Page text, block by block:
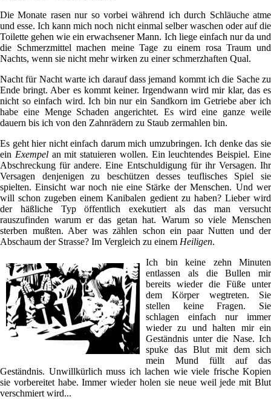
Die Monate rasen nur so vorbei während ich durch Schläuche atme
und esse. Ich kann mich noch nicht einmal selber waschen oder auf die
Toilette gehen wie ein erwachsener Mann. Ich liege einfach nur da und
die Schmerzmittel machen meine Tage zu einem rosa Traum und
Nachts, wenn sie nicht mehr wirken zu einer schmerzhaften Qual.
Nacht für Nacht warte ich darauf dass jemand kommt ich die Sache zu
Ende bringt. Aber es kommt keiner. Irgendwann wird mir klar, das es
nicht so einfach wird. Ich bin nur ein Sandkorn im Getriebe aber ich
habe eine Menge Schaden angerichtet. Es wird eine ganze weile
dauern bis ich von den Zahnrädern zu Staub zermahlen bin.
Es geht hier nicht einfach darum mich umzubringen. Ich denke das sie
ein Exempelan mit statuieren wollen. Ein leuchtendes Beispiel. Eine
Abschreckung für andere. Eine Entschuldigung für ihr Versagen. Ihr
Versagen denjenigen zu beschützen desses teuflisches Spiel sie
spielten. Einsicht war noch nie eine Stärke der Menschen. Und wer
will schon zugeben einem Kanibalen gedient zu haben? Lieber wird
der häßliche Typ öffentlich exekutiert als das man versucht
rauszufinden warum er das getan hat. Warum so viele Menschen
sterben mußten. Aber was zählen schon ein paar Nutten und der
Abschaum der Strasse? Im Vergleich zu einem Heiligen.
Ich bin keine zehn Minuten
entlassen als die Bullen mir
bereits wieder die Füße unter
dem Körper wegtreten. Sie
stellen keine Fragen. Sie
schlagen einfach nur immer
wieder zu und halten mir ein
Geständnis unter die Nase. Ich
spuke das Blut mit dem sich
mein Mund füllt auf das
Geständnis. Unwillkürlich muss ich lachen wie viele frische Kopien
sie vorbereitet habe. Immer wieder holen sie neue weil jede mit Blut
verschmiert wird...